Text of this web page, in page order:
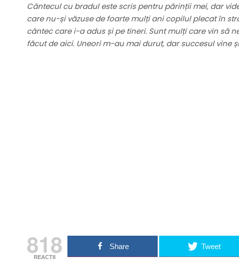
Cântecul cu bradul este scris pentru părinții mei, dar
care nu-și văzuse de foarte mulți ani copilul plecat în
cântec care i-a adus și pe tineri. Sunt mulți care vin să
făcut de aici. Uneori m-au mai durut, dar succesul vine
818
REACTII
Share Tweet